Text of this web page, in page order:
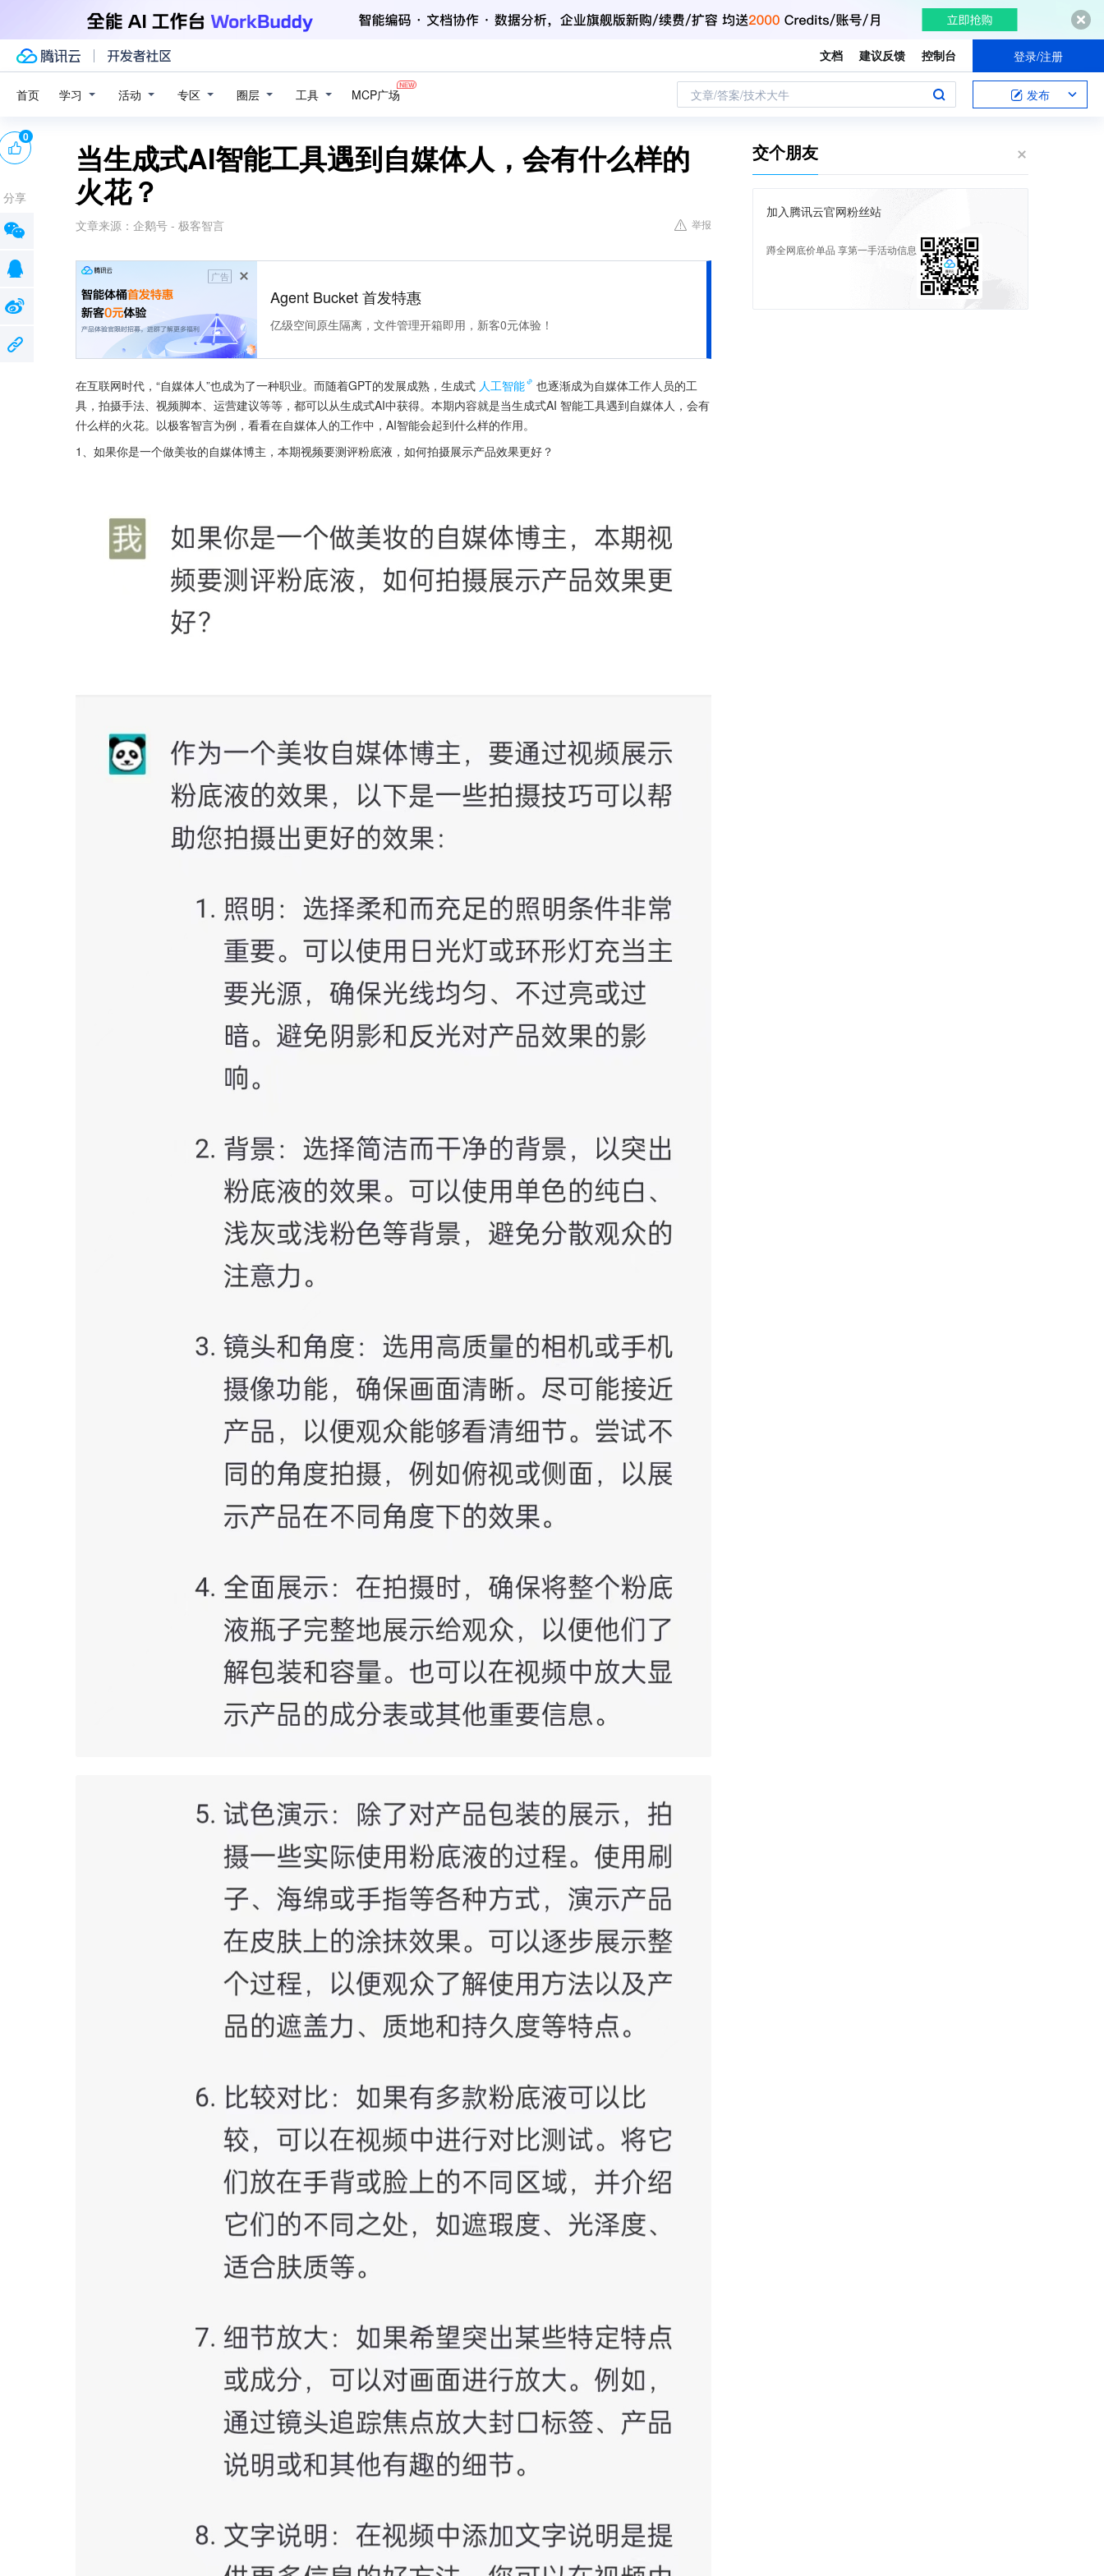
文档 建议反馈 控制台 登录/注册
首页 学习 活动 专区 圈层 工具 MCP广场 文章/答案/技术大牛 发布
当生成式AI智能工具遇到自媒体人，会有什么样的
火花？
文章来源： 企鹅号 - 极客智言 举报
广告
Agent Bucket 首发特惠
亿级空间原生隔离，文件管理开箱即用，新客0元体验！
在互联网时代，“自媒体人”也成为了一种职业。而随着GPT的发展成熟，生成式 人工智能
也逐渐成为自媒体工作人员的工
具，拍摄手法、视频脚本、运营建议等等，都可以从生成式AI中获得。本期内容就是当生成式AI 智能工具遇到自媒体人，会有
什么样的火花。以极客智言为例，看看在自媒体人的工作中，AI智能会起到什么样的作用。
1、如果你是一个做美妆的自媒体博主，本期视频要测评粉底液，如何拍摄展示产品效果更好？
0
分享
交个朋友
加入腾讯云官网粉丝站
蹲全网底价单品 享第一手活动信息